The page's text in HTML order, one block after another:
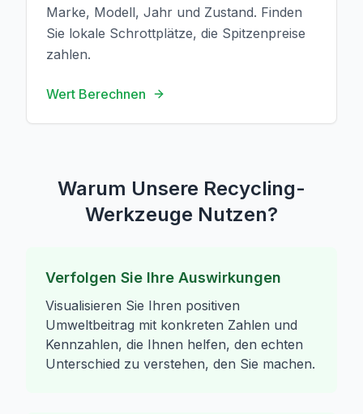
Marke, Modell, Jahr und Zustand. Finden
Sie lokale Schrottplätze, die Spitzenpreise
zahlen.
Wert Berechnen
Warum Unsere Recycling-
Werkzeuge Nutzen?
Verfolgen Sie Ihre Auswirkungen
Visualisieren Sie Ihren positiven
Umweltbeitrag mit konkreten Zahlen und
Kennzahlen, die Ihnen helfen, den echten
Unterschied zu verstehen, den Sie machen.